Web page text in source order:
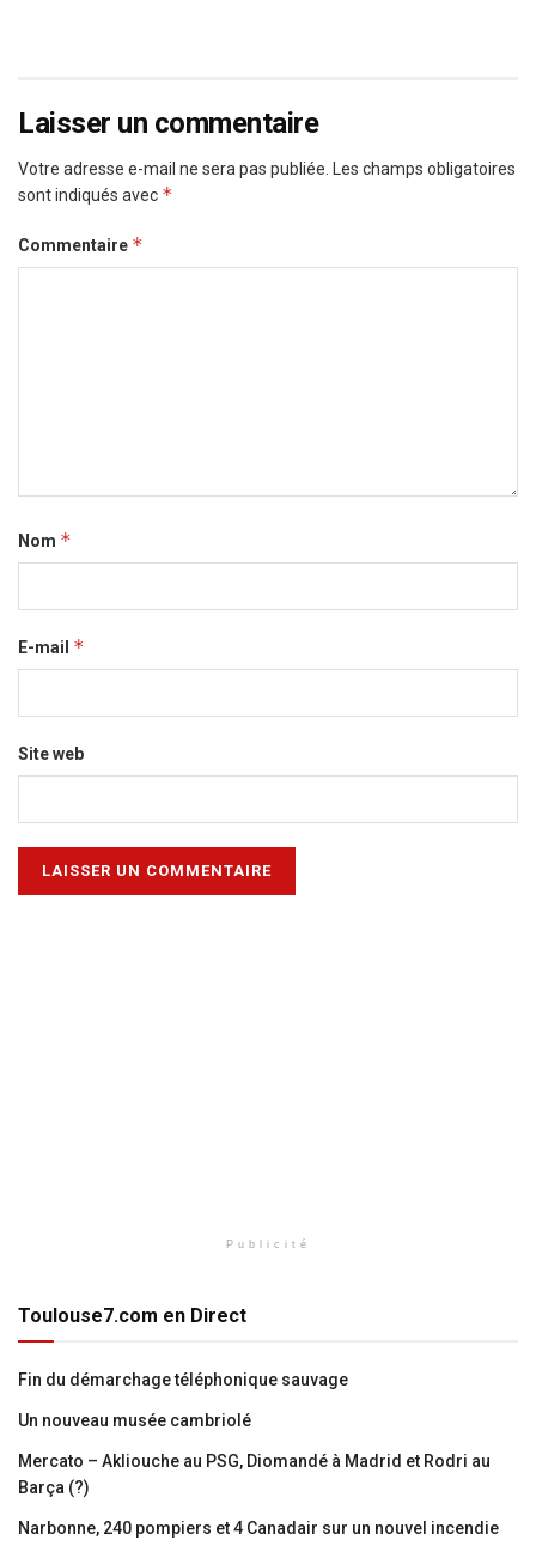
Laisser un commentaire
Votre adresse e-mail ne sera pas publiée. Les champs obligatoires
sont indiqués avec *
Commentaire *
Nom *
E-mail *
Site web
Publicité
Toulouse7.com en Direct
Fin du démarchage téléphonique sauvage
Un nouveau musée cambriolé
Mercato – Akliouche au PSG, Diomandé à Madrid et Rodri au
Barça (?)
Narbonne, 240 pompiers et 4 Canadair sur un nouvel incendie